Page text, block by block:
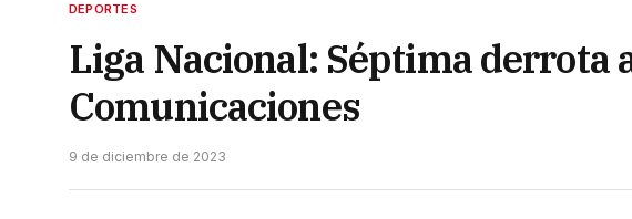
DEPORTES
Liga Nacional: Séptima derrota
Comunicaciones
9 de diciembre de 2023